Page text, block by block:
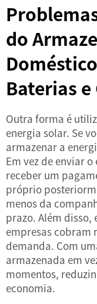
do
Baterias
Outra forma é
energia solar. Se
armazenar a
Em vez de enviar
receber um
próprio
menos da
prazo. Além
empresas cobram
demanda. Com
armazenada em
momentos,
economia.